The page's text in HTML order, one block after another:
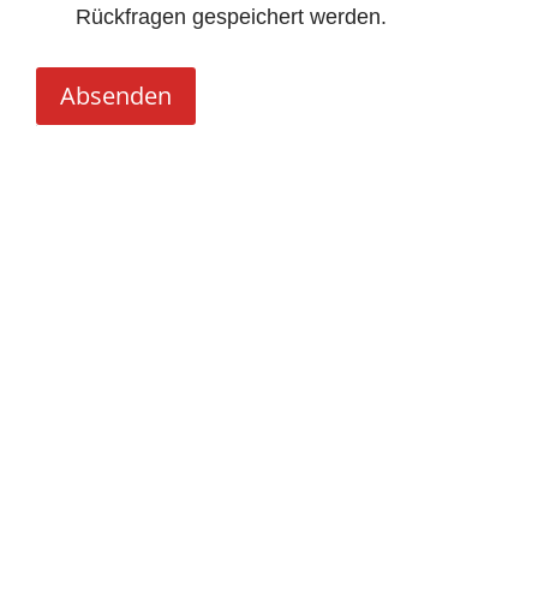
Rückfragen gespeichert werden.
Absenden